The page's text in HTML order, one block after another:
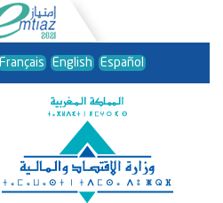
Français English Español